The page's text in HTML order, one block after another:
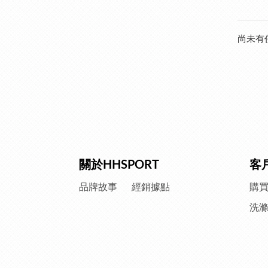
尚未有
關於HHSPORT
品牌故事 經銷據點
客
購
洗